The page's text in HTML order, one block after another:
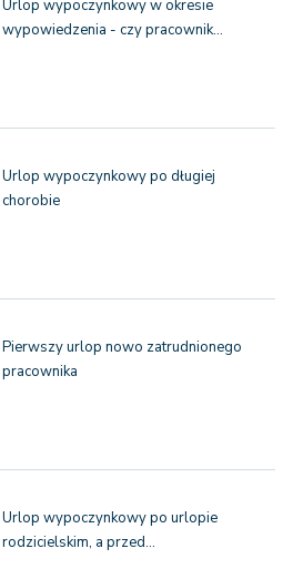
Urlop wypoczynkowy w okresie
wypowiedzenia - czy pracownik…
Urlop wypoczynkowy po długiej
chorobie
Pierwszy urlop nowo zatrudnionego
pracownika
Urlop wypoczynkowy po urlopie
rodzicielskim, a przed…